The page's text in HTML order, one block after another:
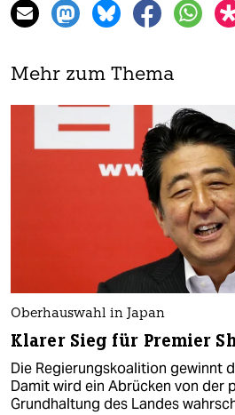
Mehr zum Thema
Oberhauswahl in Japan
Klarer Sieg für Premier
Die Regierungskoalition gewinnt
Damit wird ein Abrücken von der
Grundhaltung des Landes